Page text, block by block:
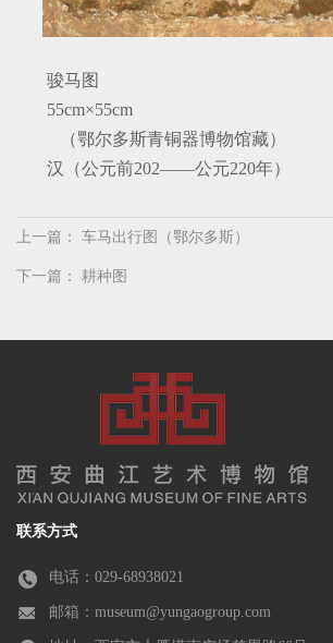
骏马图
55cm×55cm
（鄂尔多斯青铜器博物馆藏）
汉（公元前202——公元220年）
上一篇： 车马出行图（鄂尔多斯）
下一篇： 耕种图
联系方式
电话：029-68938021
邮箱：museum@yungaogroup.com